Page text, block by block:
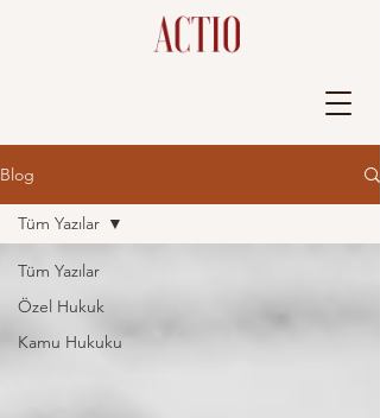
Blog
Tüm Yazılar
Özel Hukuk
Kamu Hukuku
Tüm Yazılar